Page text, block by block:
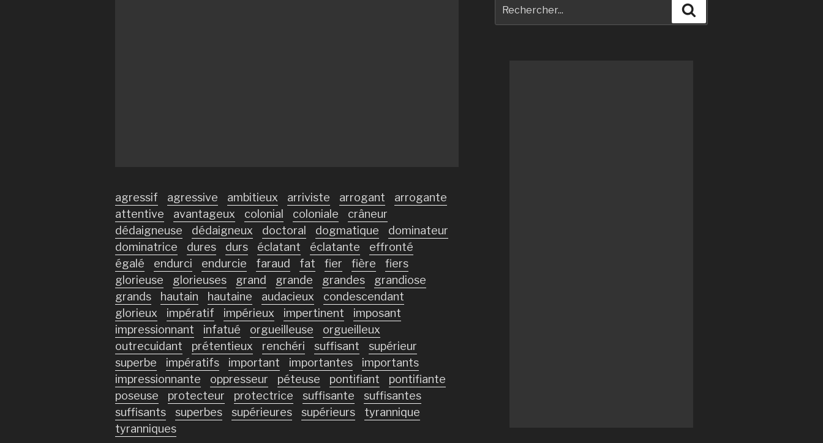
agressif agressive ambitieux arriviste arrogant
arrogante
attentive
avantageux colonial coloniale
crâneur
dédaigneuse
dédaigneux doctoral dogmatique
dominateur
dominatrice
dures durs éclatant éclatante
effronté
égalé
endurci endurcie faraud fat fier fière
fiers
glorieuse
glorieuses grand grande grandes
grandiose
grands
hautain hautaine audacieux
condescendant
glorieux
impératif impérieux impertinent
imposant
impressionnant
infatué orgueilleuse
orgueilleux
outrecuidant
prétentieux renchéri suffisant
supérieur
superbe
impératifs important importantes
importants
impressionnante
oppresseur péteuse pontifiant
pontifiante
poseuse
protecteur protectrice suffisante
suffisantes
suffisants
superbes supérieures supérieurs
tyrannique
tyranniques
pour